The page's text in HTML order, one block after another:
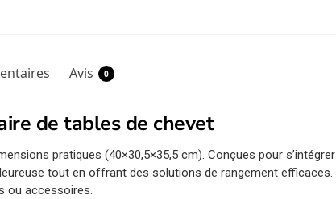
Avis 0
de tables de chevet
pratiques (40×30,5×35,5 cm). Conçues pour s’intégrer
tout en offrant des solutions de rangement efficaces.
ou accessoires.